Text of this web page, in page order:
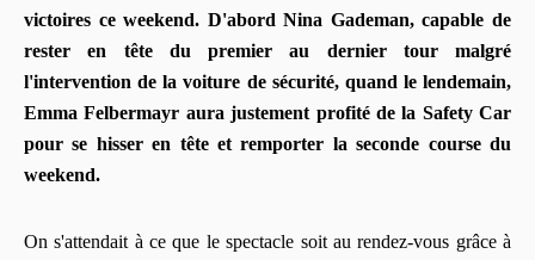
victoires ce weekend. D'abord Nina Gademan, capable de
rester en tête du premier au dernier tour malgré
l'intervention de la voiture de sécurité, quand le lendemain,
Emma Felbermayr aura justement profité de la Safety Car
pour se hisser en tête et remporter la seconde course du
weekend.
On s'attendait à ce que le spectacle soit au rendez-vous grâce à